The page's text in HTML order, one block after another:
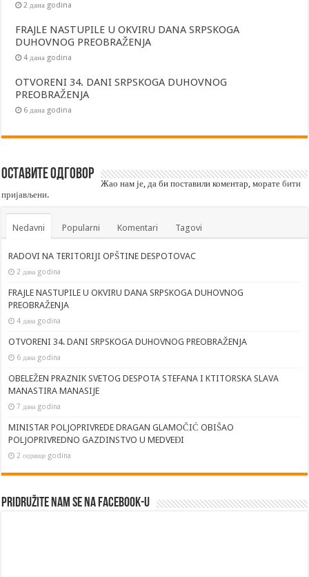
2 дана godina
FRAJLE NASTUPILE U OKVIRU DANA SRPSKOGA
DUHOVNOG PREOBRAŽENJA
4 дана godina
OTVORENI 34. DANI SRPSKOGA DUHOVNOG
PREOBRAŽENJA
6 дана godina
Оставите одговор
Жао нам је, да би поставили коментар, моратебити
пријављени.
Nedavni Popularni Komentari Tagovi
RADOVI NA TERITORIJI OPŠTINE DESPOTOVAC
2 дана godina
FRAJLE NASTUPILE U OKVIRU DANA SRPSKOGA DUHOVNOG
PREOBRAŽENJA
4 дана godina
OTVORENI 34. DANI SRPSKOGA DUHOVNOG PREOBRAŽENJA
6 дана godina
OBELEŽEN PRAZNIK SVETOG DESPOTA STEFANA I KTITORSKA SLAVA
MANASTIRA MANASIJE
7 дана godina
MINISTAR POLJOPRIVREDE DRAGAN GLAMOČIĆ OBIŠAO
POLJOPRIVREDNO GAZDINSTVO U MEDVEĐI
2 седмице godina
Pridružite nam se na Facebook-u